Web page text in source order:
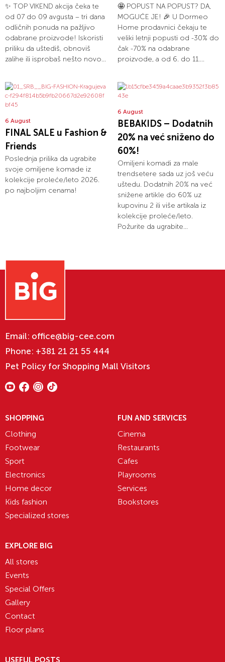
✨ TOP VIKEND akcija čeka te
od 07 do 09 avgusta – tri dana
odličnih ponuda na pažljivo
odabrane proizvode! Iskoristi
priliku da uštediš, obnoviš
zalihe ili isprobaš nešto novo...
🤩 POPUST NA POPUST? DA,
MOGUĆE JE! 🎉 U Dormeo
Home prodavnici čekaju te
veliki letnji popusti od -30% do
čak -70% na odabrane
proizvode, a od 6. do 11....
6 August
FINAL SALE u Fashion &
Friends
Poslednja prilika da ugrabite
svoje omiljene komade iz
kolekcije proleće/leto 2026.
po najboljim cenama!
6 August
BEBAKIDS – Dodatnih
20% na već sniženo do
60%!
Omiljeni komadi za male
trendsetere sada uz još veću
uštedu. Dodatnih 20% na već
snižene artikle do 60% uz
kupovinu 2 ili više artikala iz
kolekcije proleće/leto.
Požurite da ugrabite...
Email: office@big-cee.com
Phone: +381 21 21 55 444
Pet Policy for Shopping Mall Visitors
SHOPPING
Clothing
Footwear
Sport
Electronics
Home decor
Kids fashion
Specialized stores
FUN AND SERVICES
Cinema
Restaurants
Cafes
Playrooms
Services
Bookstores
EXPLORE BIG
All stores
Events
Special Offers
Gallery
Contact
Floor plans
USEFUL POSTS